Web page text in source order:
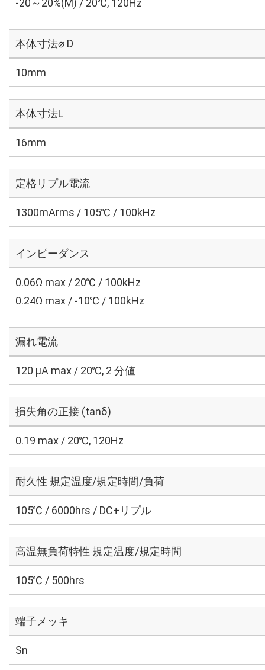
-20～20%(M) / 20℃, 120Hz
本体寸法⌀ D
10mm
本体寸法L
16mm
定格リプル電流
1300mArms / 105℃ / 100kHz
インピーダンス
0.06Ω max / 20℃ / 100kHz
0.24Ω max / -10℃ / 100kHz
漏れ電流
120 μA max / 20℃, 2 分値
損失角の正接 (tanδ)
0.19 max / 20℃, 120Hz
耐久性 規定温度/規定時間/負荷
105℃ / 6000hrs / DC+リプル
高温無負荷特性 規定温度/規定時間
105℃ / 500hrs
端子メッキ
Sn